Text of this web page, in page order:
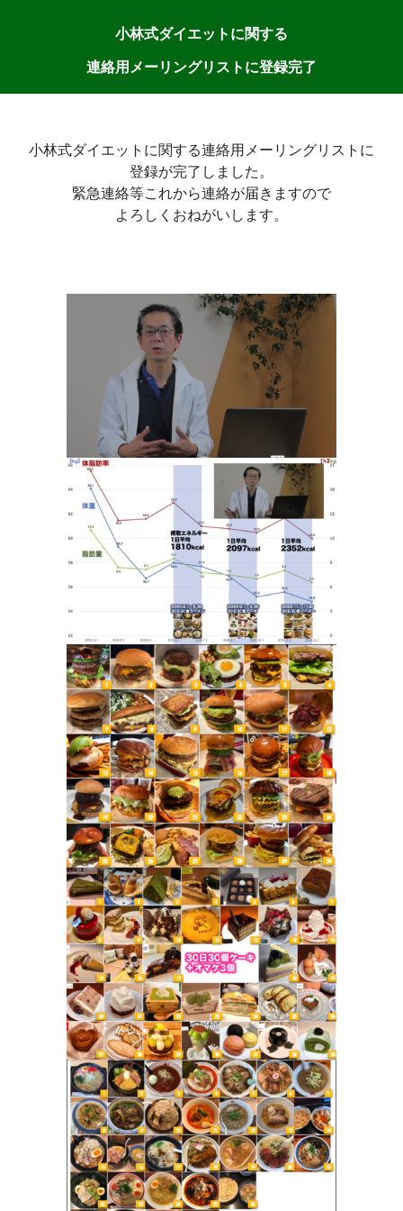
小林式ダイエットに関する
連絡用メーリングリストに登録完了
小林式ダイエットに関する連絡用メーリングリストに
登録が完了しました。
緊急連絡等これから連絡が届きますので
よろしくおねがいします。